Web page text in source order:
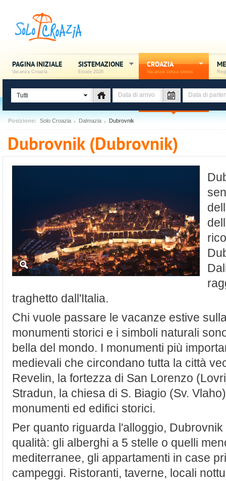
PAGINA INIZIALE
Vacanza Croazia
SISTEMAZIONE
Estate 2026
CROAZIA
Vacanza senza stress
Tutti
Posizione: Solo Croazia Dalmazia Dubrovnik
Dubrovnik (Dubrovnik)
traghetto dall'Italia.
Chi vuole passare le vacanze estive
monumenti storici e i simboli naturali
bella del mondo. I monumenti più
medievali che circondano tutta la città
Revelin, la fortezza di San Lorenzo
Stradun, la chiesa di S. Biagio (Sv.
monumenti ed edifici storici.
Per quanto riguarda l'alloggio,
qualità: gli alberghi a 5 stelle o quelli
mediterranee, gli appartamenti in case
campeggi. Ristoranti, taverne, locali